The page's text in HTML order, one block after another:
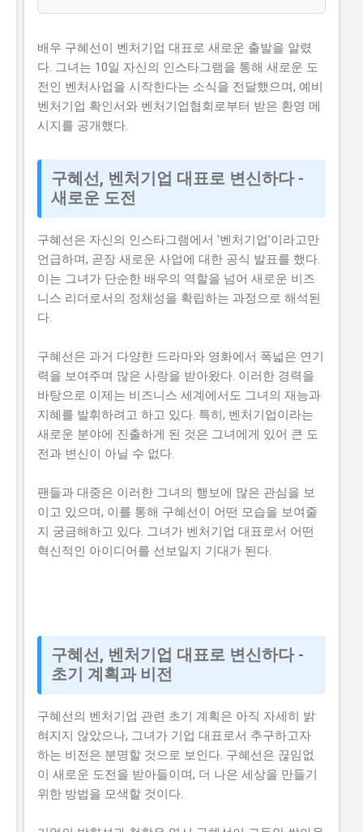
한 자금을 마련할 수 있어 창업에 큰...
배우 구혜선이 벤처기업 대표로 새로운 출발을 알렸
다. 그녀는 10일 자신의 인스타그램을 통해 새로운 도
전인 벤처사업을 시작한다는 소식을 전달했으며, 예비
벤처기업 확인서와 벤처기업협회로부터 받은 환영 메
시지를 공개했다.
구혜선, 벤처기업 대표로 변신하다 -
새로운 도전
구혜선은 자신의 인스타그램에서 '벤처기업'이라고만
언급하며, 곧장 새로운 사업에 대한 공식 발표를 했다.
이는 그녀가 단순한 배우의 역할을 넘어 새로운 비즈
니스 리더로서의 정체성을 확립하는 과정으로 해석된
다.
구혜선은 과거 다양한 드라마와 영화에서 폭넓은 연기
력을 보여주며 많은 사랑을 받아왔다. 이러한 경력을
바탕으로 이제는 비즈니스 세계에서도 그녀의 재능과
지혜를 발휘하려고 하고 있다. 특히, 벤처기업이라는
새로운 분야에 진출하게 된 것은 그녀에게 있어 큰 도
전과 변신이 아닐 수 없다.
팬들과 대중은 이러한 그녀의 행보에 많은 관심을 보
이고 있으며, 이를 통해 구혜선이 어떤 모습을 보여줄
지 궁금해하고 있다. 그녀가 벤처기업 대표로서 어떤
혁신적인 아이디어를 선보일지 기대가 된다.
구혜선, 벤처기업 대표로 변신하다 -
초기 계획과 비전
구혜선의 벤처기업 관련 초기 계획은 아직 자세히 밝
혀지지 않았으나, 그녀가 기업 대표로서 추구하고자
하는 비전은 분명할 것으로 보인다. 구혜선은 끊임없
이 새로운 도전을 받아들이며, 더 나은 세상을 만들기
위한 방법을 모색할 것이다.